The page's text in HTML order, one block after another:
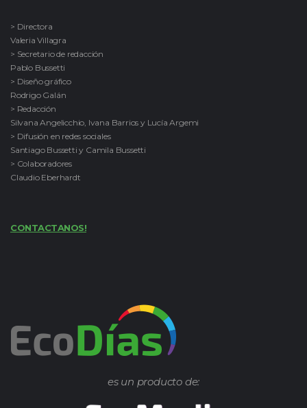
> Directora
Valeria Villagra
> Secretario de redacción
Pablo Bussetti
> Diseño gráfico
Rodrigo Galán
> Redacción
Silvana Angelicchio, Ivana Barrios y Lucía Argemi
> Difusión en redes sociales
Santiago Bussetti y Camila Bussetti
> Colaboradores
Claudio Eberhardt
CONTACTANOS!
es un producto de: